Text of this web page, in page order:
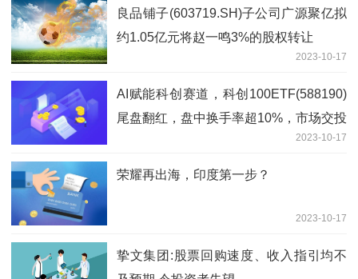
良品铺子(603719.SH)子公司广源聚亿拟
约1.05亿元将赵一鸣3%的股权转让
2023-10-17
AI赋能科创赛道，科创100ETF(588190)
尾盘翻红，盘中换手率超10%，市场交投
2023-10-17
荣耀再出海，印度第一步？
2023-10-17
挚文集团:股票回购速度、收入指引均不